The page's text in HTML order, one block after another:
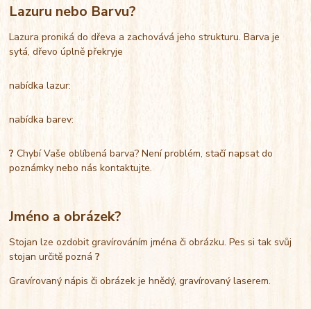
Lazuru nebo Barvu?
Lazura proniká do dřeva a zachovává jeho strukturu. Barva je
sytá, dřevo úplně překryje
nabídka lazur:
nabídka barev:
?Chybí Vaše oblíbená barva? Není problém, stačí napsat do
poznámky nebo nás kontaktujte.
Jméno a obrázek?
Stojan lze ozdobit gravírováním jména či obrázku. Pes si tak svůj
stojan určitě pozná?
Gravírovaný nápis či obrázek je hnědý, gravírovaný laserem.